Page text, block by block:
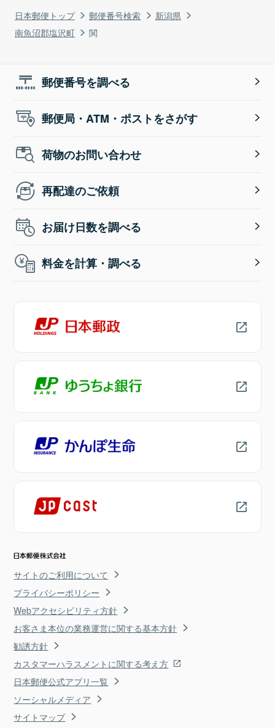
日本郵便トップ 郵便番号検索
新潟県
南魚沼郡塩沢町
関
郵便番号を調べる
郵便局・ATM・ポストをさがす
荷物のお問い合わせ
再配達のご依頼
お届け日数を調べる
料金を計算・調べる
サイトのご利用について
プライバシーポリシー
Webアクセシビリティ方針
お客さま本位の業務運営に関する基本方針
勧誘方針
カスタマーハラスメントに関する考え方
日本郵便公式アプリ一覧
ソーシャルメディア
サイトマップ